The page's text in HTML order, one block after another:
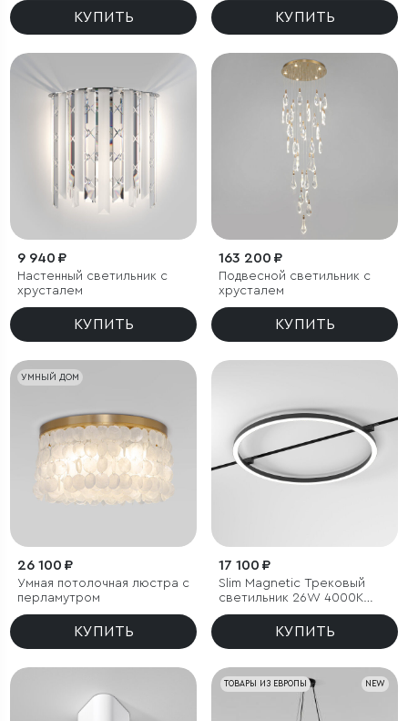
КУПИТЬ КУПИТЬ
9 940 ₽
Настенный светильник с
хрусталем
КУПИТЬ
163 200 ₽
Подвесной светильник с
хрусталем
КУПИТЬ
УМНЫЙ ДОМ
26 100 ₽
Умная потолочная люстра с
перламутром
КУПИТЬ
17 100 ₽
Slim Magnetic Трековый
светильник 26W 4000K
Most чёрный
КУПИТЬ
NEW
ТОВАРЫ ИЗ ЕВРОПЫ